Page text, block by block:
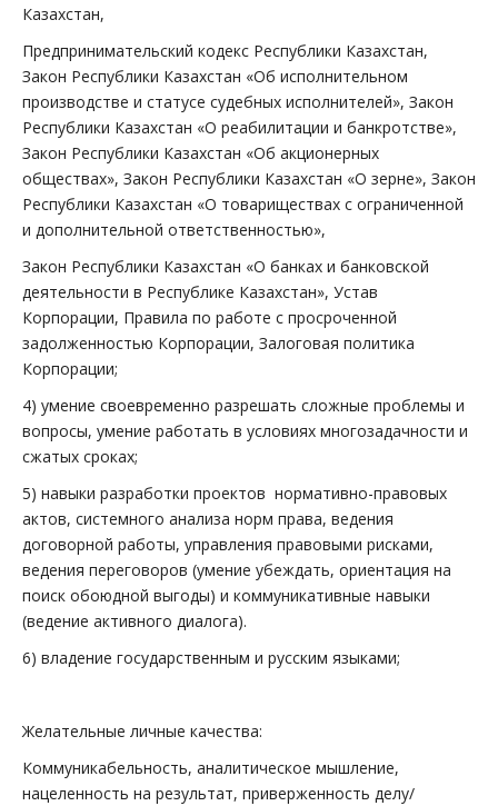
Казахстан,
Предпринимательский кодекс Республики Казахстан,
Закон Республики Казахстан «Об исполнительном
производстве и статусе судебных исполнителей», Закон
Республики Казахстан «О реабилитации и банкротстве»,
Закон Республики Казахстан «Об акционерных
обществах», Закон Республики Казахстан «О зерне», Закон
Республики Казахстан «О товариществах с ограниченной
и дополнительной ответственностью»,
Закон Республики Казахстан «О банках и банковской
деятельности в Республике Казахстан», Устав
Корпорации, Правила по работе с просроченной
задолженностью Корпорации, Залоговая политика
Корпорации;
4) умение своевременно разрешать сложные проблемы и
вопросы, умение работать в условиях многозадачности и
сжатых сроках;
5) навыки разработки проектов нормативно-правовых
актов, системного анализа норм права, ведения
договорной работы, управления правовыми рисками,
ведения переговоров (умение убеждать, ориентация на
поиск обоюдной выгоды) и коммуникативные навыки
(ведение активного диалога).
6) владение государственным и русским языками;
Желательные личные качества:
Коммуникабельность, аналитическое мышление,
нацеленность на результат, приверженность делу/